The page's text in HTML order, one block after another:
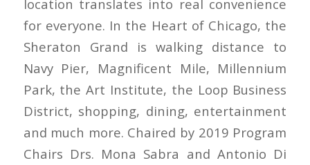
location translates into real convenience
for everyone. In the Heart of Chicago, the
Sheraton Grand is walking distance to
Navy Pier, Magnificent Mile, Millennium
Park, the Art Institute, the Loop Business
District, shopping, dining, entertainment
and much more. Chaired by 2019 Program
Chairs Drs. Mona Sabra and Antonio Di